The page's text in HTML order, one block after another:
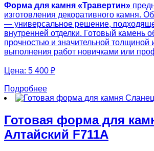
Форма для камня «Травертин»
изготовления декоративного камня.
— универсальное решение,
внутренней отделки. Готовый камень
прочностью и значительной толщиной
выполнения работ новичками или
Цена: 5 400 ₽
Подробнее
Готовая форма для
Алтайский F711A